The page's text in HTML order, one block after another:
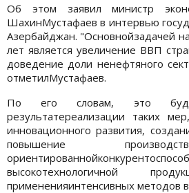
Об этом заявил министр
ШахинМустафаев в интервью
Азербайджан. "Основнойзадачей
лет является увеличение ВВП
доведение доли ненефтяного
отметилМустафаев.
По его словам, это
результатереализации таких
инновационного развития,
повышение
высокотехнологичной
примененияинтенсивных методов